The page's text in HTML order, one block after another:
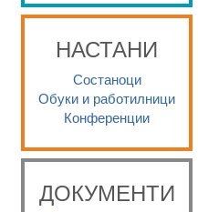
НАСТАНИ
Состаноци
Обуки и работилници
Конференции
ДОКУМЕНТИ